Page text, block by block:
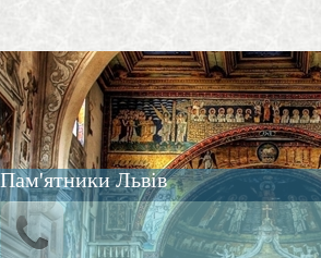
Пам'ятники Львів